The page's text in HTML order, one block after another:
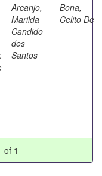
Arcanjo,
Marilda
Candido
dos
Santos
Bona,
Celito De
of 1